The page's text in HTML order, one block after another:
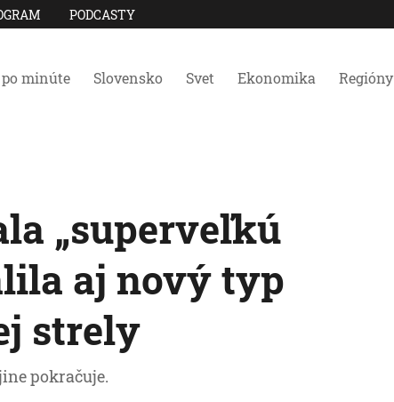
PODCASTY
minúte Slovensko Svet Ekonomika Regióny
„superveľkú
aj nový typ
strely
pokračuje.